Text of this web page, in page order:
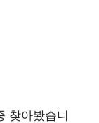
찾아봤습니